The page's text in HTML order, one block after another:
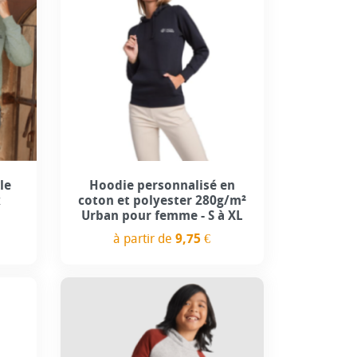
+13
Hoodie personnalisé en
coton et polyester 280g/m²
Urban pour femme - S à XL
à partir de9,75 €